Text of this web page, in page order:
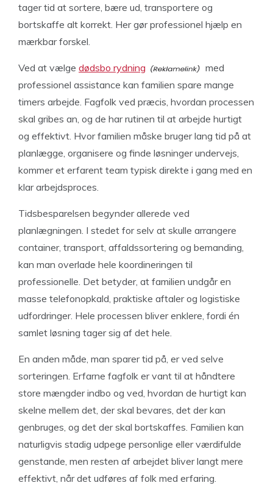
tager tid at sortere, bære ud, transportere og
bortskaffe alt korrekt. Her gør professionel hjælp en
mærkbar forskel.
Ved at vælge dødsbo rydning
med
professionel assistance kan familien spare mange
timers arbejde. Fagfolk ved præcis, hvordan processen
skal gribes an, og de har rutinen til at arbejde hurtigt
og effektivt. Hvor familien måske bruger lang tid på at
planlægge, organisere og finde løsninger undervejs,
kommer et erfarent team typisk direkte i gang med en
klar arbejdsproces.
Tidsbesparelsen begynder allerede ved
planlægningen. I stedet for selv at skulle arrangere
container, transport, affaldssortering og bemanding,
kan man overlade hele koordineringen til
professionelle. Det betyder, at familien undgår en
masse telefonopkald, praktiske aftaler og logistiske
udfordringer. Hele processen bliver enklere, fordi én
samlet løsning tager sig af det hele.
En anden måde, man sparer tid på, er ved selve
sorteringen. Erfarne fagfolk er vant til at håndtere
store mængder indbo og ved, hvordan de hurtigt kan
skelne mellem det, der skal bevares, det der kan
genbruges, og det der skal bortskaffes. Familien kan
naturligvis stadig udpege personlige eller værdifulde
genstande, men resten af arbejdet bliver langt mere
effektivt, når det udføres af folk med erfaring.